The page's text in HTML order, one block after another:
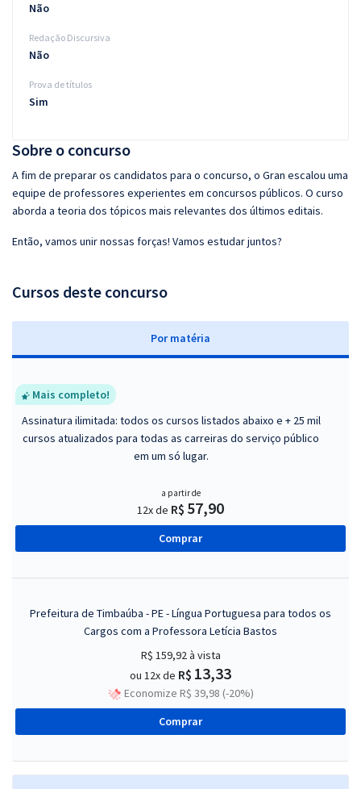
Sobre o concurso
A fim de preparar os candidatos para o concurso, o Gran escalou uma
equipe de professores experientes em concursos públicos. O curso
aborda a teoria dos tópicos mais relevantes dos últimos editais.
Então, vamos unir nossas forças! Vamos estudar juntos?
Cursos deste concurso
Por matéria
Mais completo!
Assinatura ilimitada: todos os cursos listados abaixo e + 25 mil
cursos atualizados para todas as carreiras do serviço público
em um só lugar.
a partir de
12x de R$ 57,90
Comprar
Prefeitura de Timbaúba - PE - Língua Portuguesa para todos os
Cargos com a Professora Letícia Bastos
R$ 159,92à vista
ou 12x de R$ 13,33
Economize R$ 39,98 (-20%)
Comprar
Não
Redação Discursiva
Não
Prova de títulos
Sim